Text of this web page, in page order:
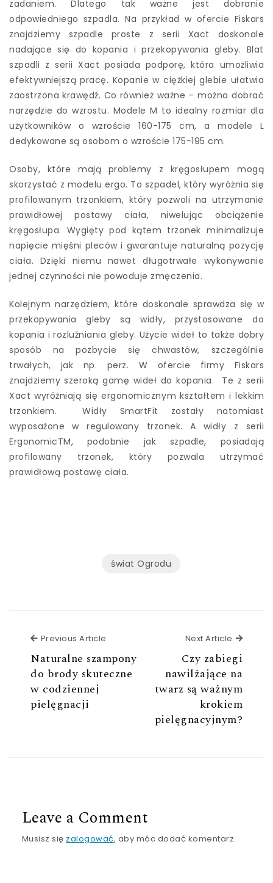
zadaniem. Dlatego tak ważne jest dobranie
odpowiedniego szpadla. Na przykład w ofercie Fiskars
znajdziemy szpadle proste z serii Xact doskonale
nadające się do kopania i przekopywania gleby. Blat
szpadli z serii Xact posiada podporę, która umożliwia
efektywniejszą pracę. Kopanie w ciężkiej glebie ułatwia
zaostrzona krawędź. Co również ważne – można dobrać
narzędzie do wzrostu. Modele M to idealny rozmiar dla
użytkowników o wzroście 160-175 cm, a modele L
dedykowane są osobom o wzroście 175-195 cm.
Osoby, które mają problemy z kręgosłupem mogą
skorzystać z modelu ergo. To szpadel, który wyróżnia się
profilowanym trzonkiem, który pozwoli na utrzymanie
prawidłowej postawy ciała, niwelując obciążenie
kręgosłupa. Wygięty pod kątem trzonek minimalizuje
napięcie mięśni pleców i gwarantuje naturalną pozycję
ciała. Dzięki niemu nawet długotrwałe wykonywanie
jednej czynności nie powoduje zmęczenia.
Kolejnym narzędziem, które doskonale sprawdza się w
przekopywania gleby są widły, przystosowane do
kopania i rozluźniania gleby. Użycie wideł to także dobry
sposób na pozbycie się chwastów, szczególnie
trwałych, jak np. perz. W ofercie firmy Fiskars
znajdziemy szeroką gamę wideł do kopania. Te z serii
Xact wyróżniają się ergonomicznym kształtem i lekkim
trzonkiem. Widły SmartFit zostały natomiast
wyposażone w regulowany trzonek. A widły z serii
ErgonomicTM, podobnie jak szpadle, posiadają
profilowany trzonek, który pozwala utrzymać
prawidłową postawę ciała.
świat Ogrodu
Previous Article
Naturalne szampony
do brody skuteczne
w codziennej
pielęgnacji
Next Article Next
Czy zabiegi
nawilżające na
twarz są ważnym
krokiem
pielęgnacyjnym?
Leave a Comment
Musisz się zalogować, aby móc dodać komentarz.